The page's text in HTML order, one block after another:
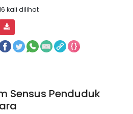
kali dilihat
Sensus Penduduk